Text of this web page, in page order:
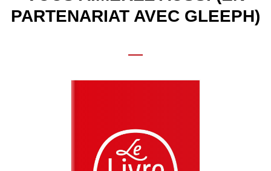
PARTENARIAT AVEC GLEEPH)